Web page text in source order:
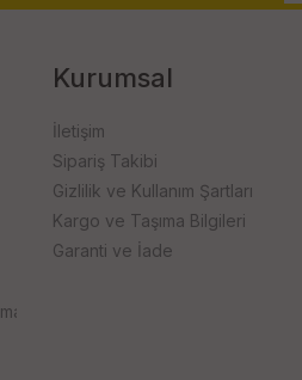
Kurumsal
İletişim
Sipariş Takibi
Gizlilik ve Kullanım Şartları
Kargo ve Taşıma Bilgileri
Garanti ve İade